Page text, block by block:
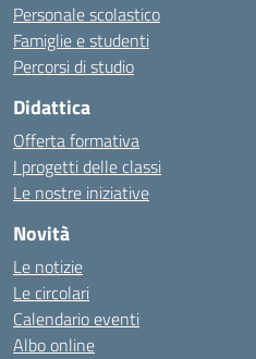
Personale scolastico
Famiglie e studenti
Percorsi di studio
Didattica
Offerta formativa
I progetti delle classi
Le nostre iniziative
Novità
Le notizie
Le circolari
Calendario eventi
Albo online